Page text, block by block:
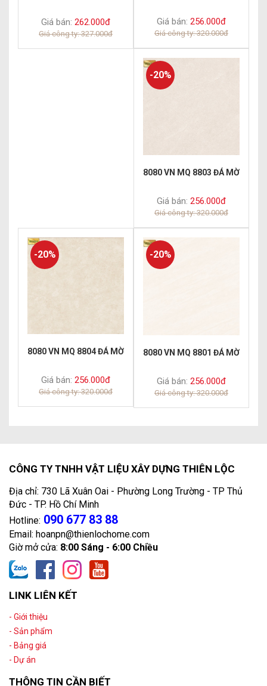
Giá bán: 262.000đ
Giá công ty: 327.000đ
Giá bán: 256.000đ
Giá công ty: 320.000đ
-20%
8080 VN MQ 8803 ĐÁ MỜ
Giá bán: 256.000đ
Giá công ty: 320.000đ
-20%
8080 VN MQ 8804 ĐÁ MỜ
Giá bán: 256.000đ
Giá công ty: 320.000đ
-20%
8080 VN MQ 8801 ĐÁ MỜ
Giá bán: 256.000đ
Giá công ty: 320.000đ
CÔNG TY TNHH VẬT LIỆU XÂY DỰNG THIÊN LỘC
Địa chỉ: 730 Lã Xuân Oai - Phường Long Trường - TP Thủ
Đức - TP. Hồ Chí Minh
Hotline: 090 677 83 88
Email: hoanpn@thienlochome.com
Giờ mở cửa: 8:00 Sáng - 6:00 Chiều
LINK LIÊN KẾT
- Giới thiệu
- Sản phẩm
- Bảng giá
- Dự án
THÔNG TIN CẦN BIẾT